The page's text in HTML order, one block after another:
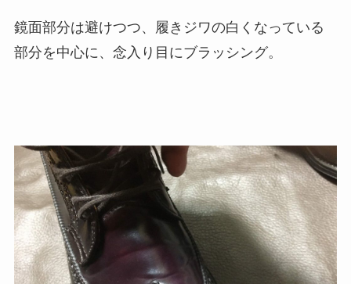
鏡面部分は避けつつ、履きジワの白くなっている
部分を中心に、念入り目にブラッシング。